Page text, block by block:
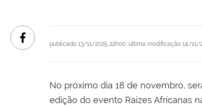
publicado 13/11/2025 22h00, última modificação 14/11/
No próximo dia 18 de novembro,
edição do evento Raízes Africanas